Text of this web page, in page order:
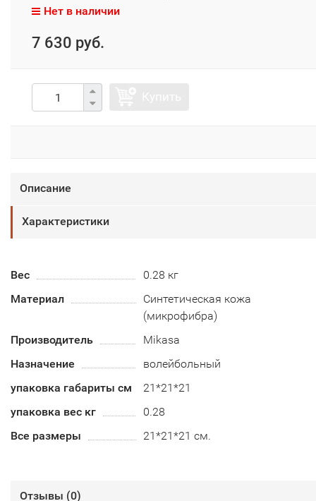
Нет в наличии
7 630 руб.
Описание
Характеристики
Вес
0.28 кг
Материал
Синтетическая кожа
(микрофибра)
Производитель
Mikasa
Назначение
волейбольный
упаковка габариты см
21*21*21
упаковка вес кг
0.28
Все размеры
21*21*21 см.
Отзывы (0)